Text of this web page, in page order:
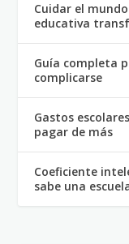
Cuidar el
educativa
Guía completa
complicarse
Gastos
pagar de más
Coeficiente
sabe una